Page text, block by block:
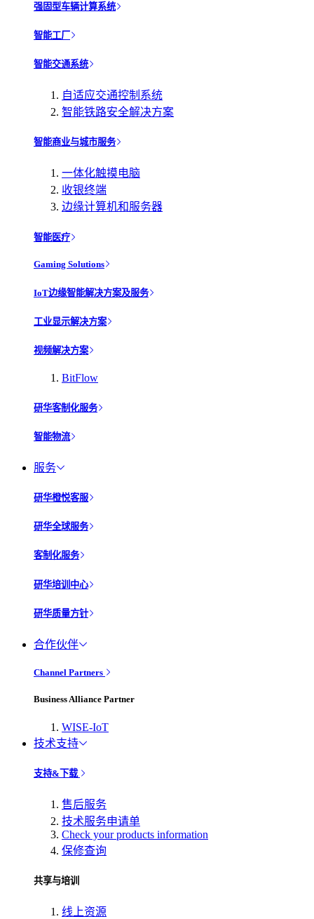
强固型车辆计算系统
智能工厂
智能交通系统
自适应交通控制系统
智能铁路安全解决方案
智能商业与城市服务
一体化触摸电脑
收银终端
边缘计算机和服务器
智能医疗
Gaming Solutions
IoT边缘智能解决方案及服务
工业显示解决方案
视频解决方案
BitFlow
研华客制化服务
智能物流
服务
研华橙悦客服
研华全球服务
客制化服务
研华培训中心
研华质量方针
合作伙伴
Channel Partners
Business Alliance Partner
WISE-IoT
技术支持
支持&下载
售后服务
技术服务申请单
Check your products information
保修查询
共享与培训
线上资源